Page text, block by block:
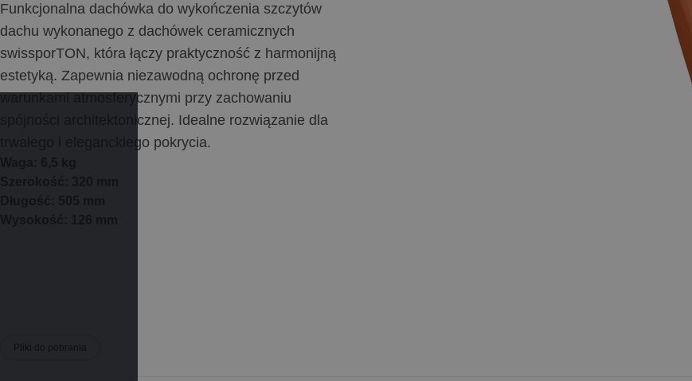
Funkcjonalna dachówka do wykończenia szczytów
dachu wykonanego z dachówek ceramicznych
swissporTON, która łączy praktyczność z harmonijną
estetyką. Zapewnia niezawodną ochronę przed
warunkami atmosferycznymi przy zachowaniu
spójności architektonicznej. Idealne rozwiązanie dla
trwałego i eleganckiego pokrycia.
Pliki do pobrania